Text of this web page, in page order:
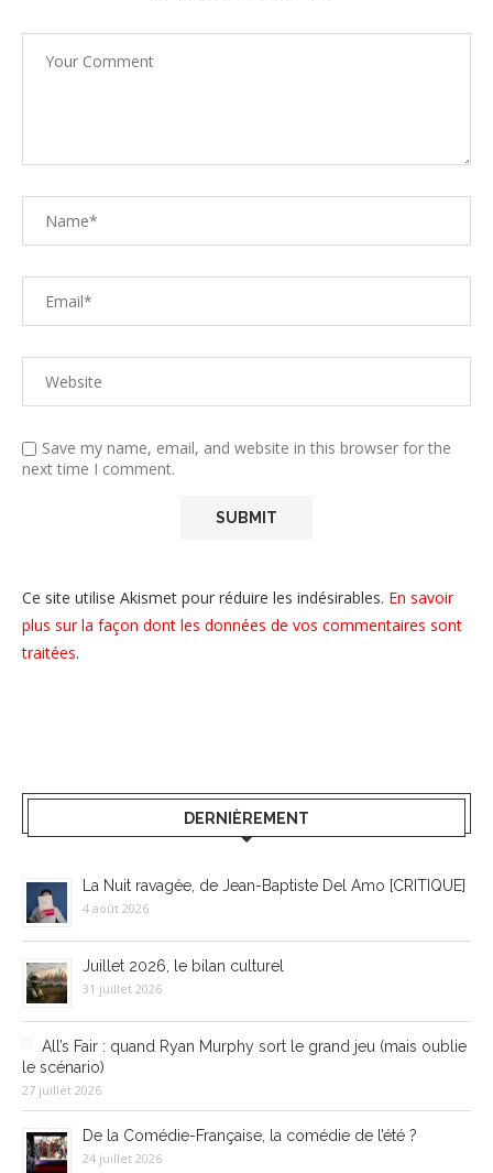
Save my name, email, and website in this browser for the
next time I comment.
Ce site utilise Akismet pour réduire les indésirables. En savoir
plus sur la façon dont les données de vos commentaires sont
traitées.
DERNIÈREMENT
La Nuit ravagée, de Jean-Baptiste Del Amo [CRITIQUE]
4 août 2026
Juillet 2026, le bilan culturel
31 juillet 2026
All’s Fair : quand Ryan Murphy sort le grand jeu (mais oublie
le scénario)
27 juillet 2026
De la Comédie-Française, la comédie de l’été ?
24 juillet 2026